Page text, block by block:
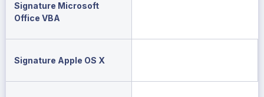
Signature Microsoft
Office VBA
Signature Apple OS X